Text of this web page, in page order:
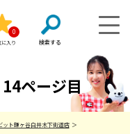
に入り
0
ページ目
ット鎌ヶ谷白井木下街道店